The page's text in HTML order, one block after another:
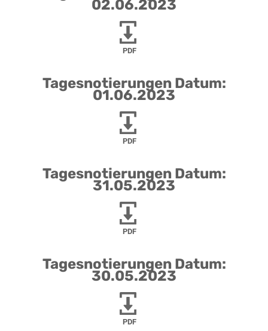
02.06.2023
PDF
Tagesnotierungen Datum:
01.06.2023
PDF
Tagesnotierungen Datum:
31.05.2023
PDF
Tagesnotierungen Datum:
30.05.2023
PDF